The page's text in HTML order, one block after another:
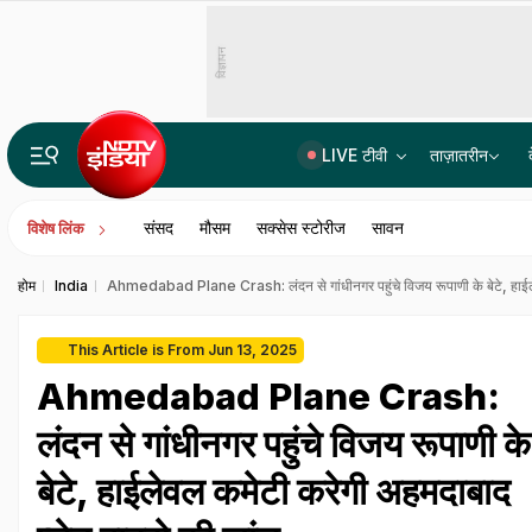
विज्ञापन
LIVE टीवी ताज़ातरीन
विशेष लिंक संसद मौसम सक्सेस स्टोरीज सावन
होम India Ahmedabad Plane Crash: लंदन से गांधीनगर पहुंचे विजय रूपाणी के बेटे,
This Article is From Jun 13, 2025
Ahmedabad Plane Crash:
लंदन से गांधीनगर पहुंचे विजय रूपाणी के
बेटे, हाईलेवल कमेटी करेगी अहमदाबाद